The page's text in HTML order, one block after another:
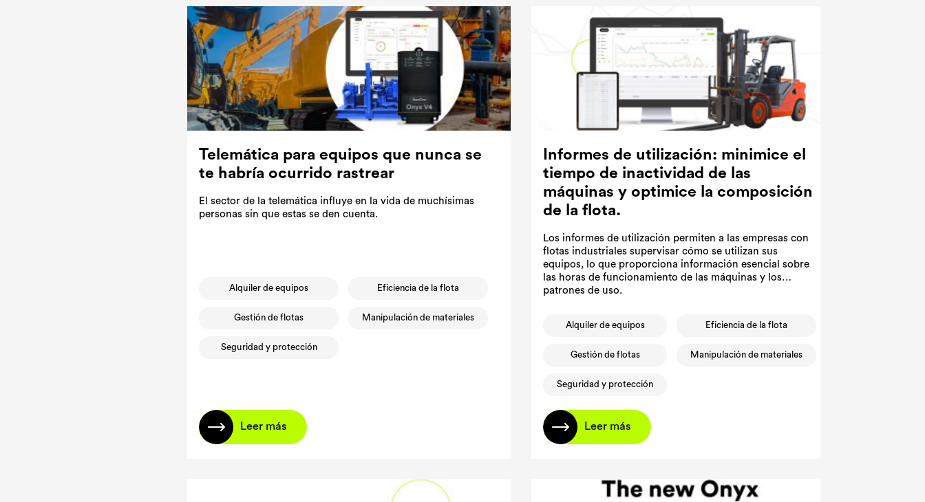
Telemática para equipos que nunca se
te habría ocurrido rastrear
El sector de la telemática influye en la vida de muchísimas
personas sin que estas se den cuenta.
Alquiler de equipos Eficiencia de la flota
Gestión de flotas Manipulación de materiales
Seguridad y protección
Leer más
Informes de utilización: minimice el
tiempo de inactividad de las
máquinas y optimice la composición
de la flota.
Los informes de utilización permiten a las empresas con
flotas industriales supervisar cómo se utilizan sus
equipos, lo que proporciona información esencial sobre
las horas de funcionamiento de las máquinas y los
patrones de uso.
Alquiler de equipos Eficiencia de la flota
Gestión de flotas Manipulación de materiales
Seguridad y protección
Leer más